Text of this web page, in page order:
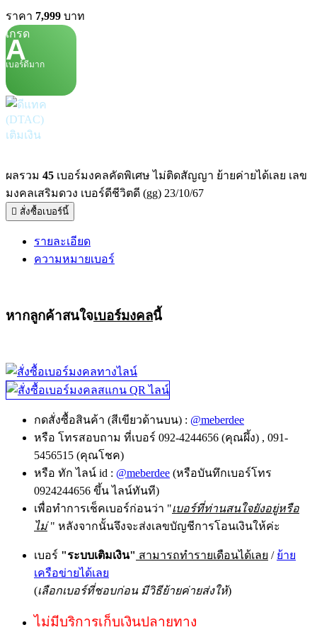
ราคา 7,999 บาท
เกรด
A
เบอร์ดีมาก
เติมเงิน
ผลรวม 45 เบอร์มงคลคัดพิเศษ ไม่ติดสัญญา ย้ายค่ายได้เลย เลข
มงคลเสริมดวง เบอร์ดีชีวิตดี (gg) 23/10/67
สั่งซื้อเบอร์นี้
รายละเอียด
ความหมายเบอร์
หากลูกค้าสนใจเบอร์มงคลนี้
กดสั่งซื้อสินค้า (สีเขียวด้านบน) : @meberdee
หรือ โทรสอบถาม ที่เบอร์ 092-4244656 (คุณผึ้ง) , 091-
5456515 (คุณโชค)
หรือ ทัก ไลน์ id : @meberdee (หรือบันทึกเบอร์โทร
0924244656 ขึ้น ไลน์ทันที)
เพื่อทำการเช็คเบอร์ก่อนว่า "เบอร์ที่ท่านสนใจยังอยู่หรือ
ไม่" หลังจากนั้นจึงจะส่งเลขบัญชีการโอนเงินให้ค่ะ
เบอร์ "ระบบเติมเงิน" สามารถทำรายเดือนได้เลย / ย้าย
เครือข่ายได้เลย
(เลือกเบอร์ที่ชอบก่อน มีวิธีย้ายค่ายส่งให้)
ไม่มีบริการเก็บเงินปลายทาง